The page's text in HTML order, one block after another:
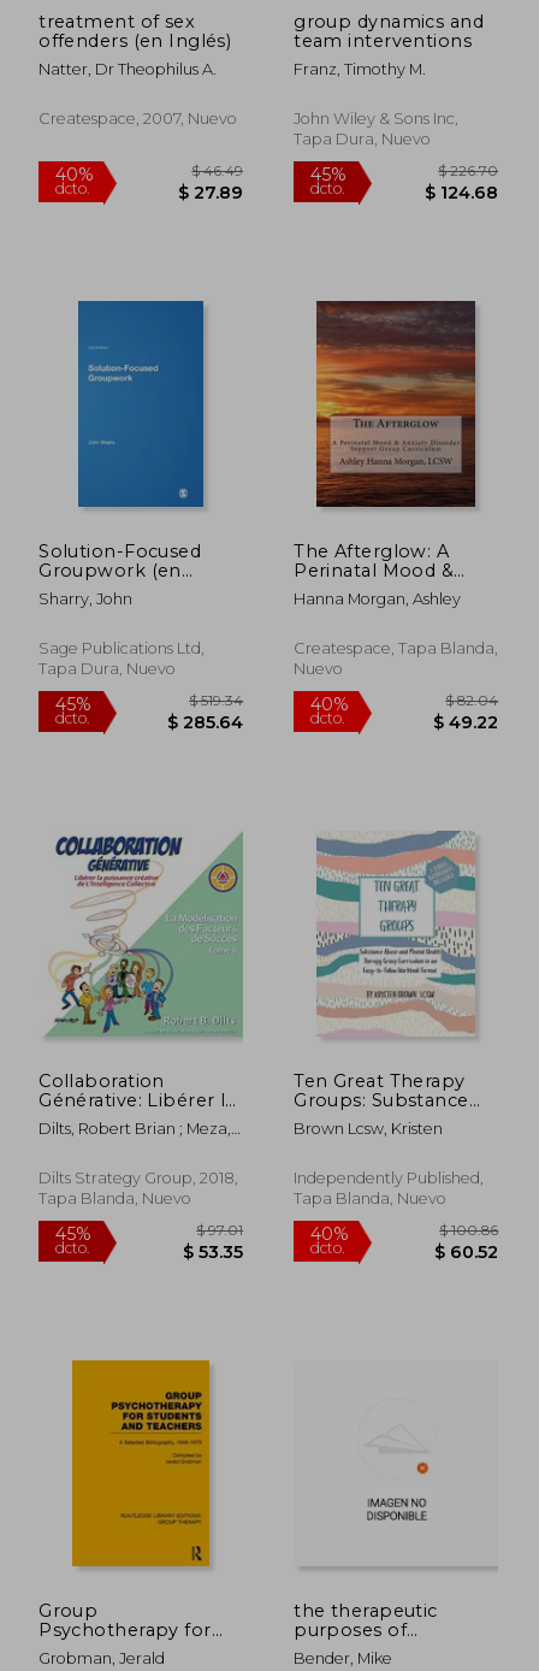
45%
dcto.
$ 181.84
$ 100.01
45%
dcto.
treatment of sex
offenders (en Inglés)
Natter, Dr Theophilus A.
Createspace, 2007, Nuevo
$ 27.89
group dynamics and
team interventions
Franz, Timothy M.
John Wiley & Sons Inc,
Tapa Dura, Nuevo
Solution-Focused
Groupwork (en
Inglés)
Sharry, John
Sage Publications Ltd,
Tapa Dura, Nuevo
The Afterglow: A
Perinatal Mood &
Anxiety Disorder
Support Group
Inglés)
Hanna Morgan, Ashley
Createspace, Tapa Blanda,
Nuevo
Collaboration
Générative: Libérer la
Puissance Créative de
L'intelligence
Francés)
Dilts, Robert Brian ; Meza,
Dilts Strategy Group, 2018,
Tapa Blanda, Nuevo
Ten Great Therapy
Groups: Substance
Abuse and Mental
Health Therapy
an Easy-to-Follow
Workbook Format
Brown Lcsw, Kristen
Independently Published,
Tapa Blanda, Nuevo
Group
Psychotherapy for
Students and
Grobman, Jerald
the therapeutic
purposes of
reminiscence (en
Bender, Mike